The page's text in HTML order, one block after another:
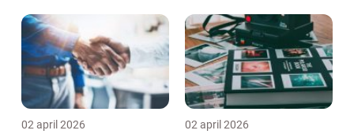
02 april 2026 02 april 2026